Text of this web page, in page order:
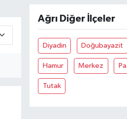
13.779
%-14
BITCOIN
Ağrı Diğer İlçeler
Diyadin Doğubayazit
Hamur Merkez
Tutak